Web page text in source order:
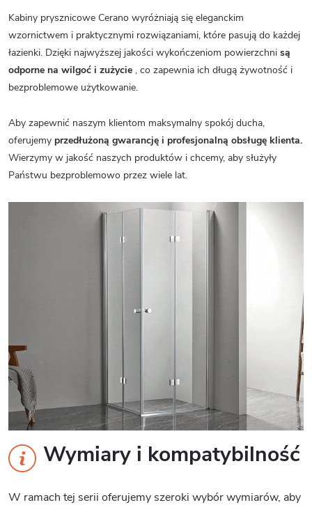
Kabiny prysznicowe Cerano wyróżniają się eleganckim
wzornictwem i praktycznymi rozwiązaniami, które pasują do każdej
łazienki. Dzięki najwyższej jakości wykończeniom powierzchni są
odporne na wilgoć i zużycie , co zapewnia ich długą żywotność i
bezproblemowe użytkowanie.
Aby zapewnić naszym klientom maksymalny spokój ducha,
oferujemy przedłużoną gwarancję i profesjonalną obsługę klienta.
Wierzymy w jakość naszych produktów i chcemy, aby służyły
Państwu bezproblemowo przez wiele lat.
Wymiary i kompatybilność
W ramach tej serii oferujemy szeroki wybór wymiarów, aby